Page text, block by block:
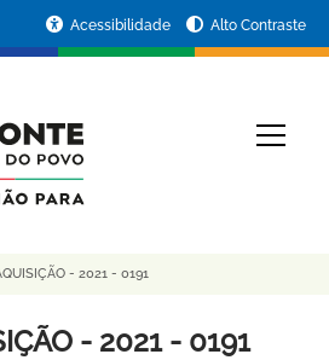
Acessibilidade Alto Contraste
- 2021 - 0191
- 2021 - 0191